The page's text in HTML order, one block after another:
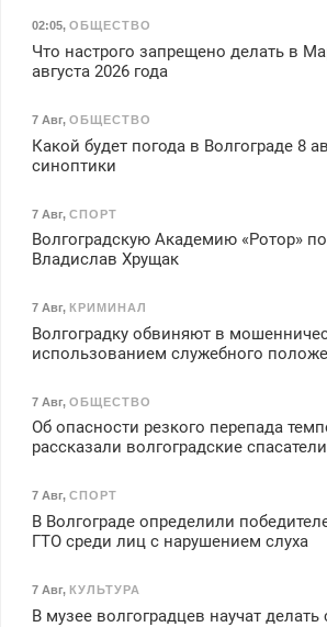
02:05, ОБЩЕСТВО
Что настрого запрещено делать в
августа 2026 года
7 Авг, ОБЩЕСТВО
Какой будет погода в Волгограде 8
синоптики
7 Авг, СПОРТ
Волгоградскую Академию «Ротор»
Владислав Хрущак
7 Авг, КРИМИНАЛ
Волгоградку обвиняют в
использованием служебного
7 Авг, ОБЩЕСТВО
Об опасности резкого перепада
рассказали волгоградские спасатели
7 Авг, СПОРТ
В Волгограде определили
ГТО среди лиц с нарушением слуха
7 Авг, КУЛЬТУРА
В музее волгоградцев научат